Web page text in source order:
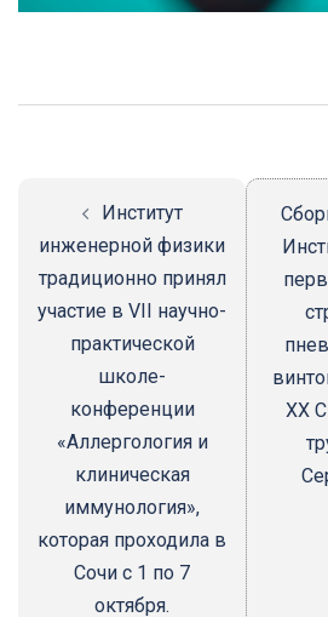
Навигация
Институт
инженерной физики
традиционно принял
участие в VII научно-
практической
школе-
конференции
«Аллергология и
клиническая
иммунология»,
которая проходила в
Сочи с 1 по 7
октября.
XX